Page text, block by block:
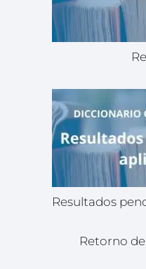
Resultados
Retorno